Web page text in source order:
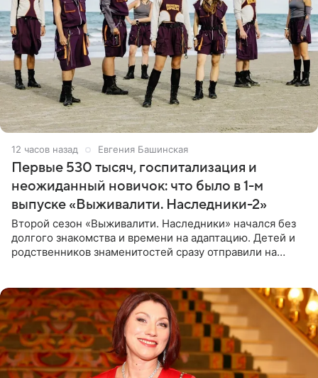
12 часов назад Евгения Башинская
Первые 530 тысяч, госпитализация и
неожиданный новичок: что было в 1-м
выпуске «Выживалити. Наследники-2»
Второй сезон «Выживалити. Наследники» начался без
долгого знакомства и времени на адаптацию. Детей и
родственников знаменитостей сразу отправили на